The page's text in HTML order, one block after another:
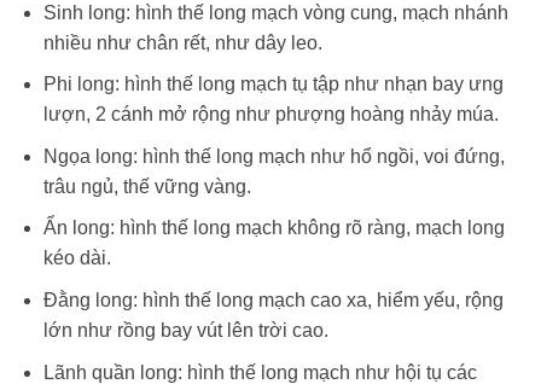
Sinh long: hình thế long mạch vòng cung, mạch nhánh
nhiều như chân rết, như dây leo.
Phi long: hình thế long mạch tụ tập như nhạn bay ưng
lượn, 2 cánh mở rộng như phượng hoàng nhảy múa.
Ngọa long: hình thế long mạch như hổ ngồi, voi đứng,
trâu ngủ, thế vững vàng.
Ẩn long: hình thế long mạch không rõ ràng, mạch long
kéo dài.
Đằng long: hình thế long mạch cao xa, hiểm yếu, rộng
lớn như rồng bay vút lên trời cao.
Lãnh quần long: hình thế long mạch như hội tụ các